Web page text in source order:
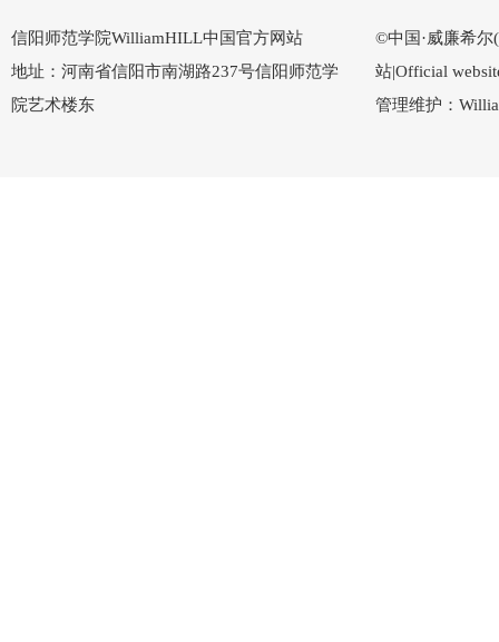
信阳师范学院WilliamHILL中国官方网站
地址：河南省信阳市南湖路237号信阳师范学
院艺术楼东
©中国·威廉希尔
站|Official
管理维护：